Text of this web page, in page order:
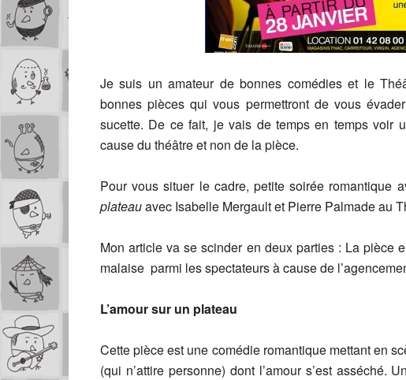
Je suis un amateur de bonnes comédies et le
bonnes pièces qui vous permettront de vous
sucette. De ce fait, je vais de temps en temps voir
cause du théâtre et non de la pièce.
Pour vous situer le cadre, petite soirée romantique
plateauavec Isabelle Mergault et Pierre Palmade au
Mon article va se scinder en deux parties : La pièce
malaise parmi les spectateurs à cause de
L’amour sur un plateau
Cette pièce est une comédie romantique mettant en
(qui n’attire personne) dont l’amour s’est asséché.